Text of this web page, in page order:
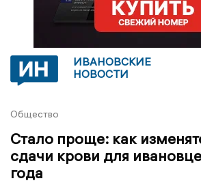
ИВАНОВСКИЕ
НОВОСТИ
Общество
Стало проще: как
сдачи крови для
года